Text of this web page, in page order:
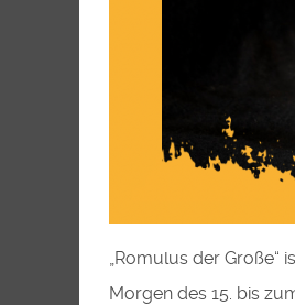
„Romulus der Große“
Morgen des 15. bis